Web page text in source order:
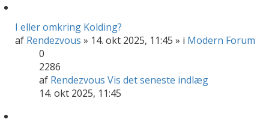
I eller omkring Kolding?
af Rendezvous » 14. okt 2025, 11:45 » i Modern Forum
0
2286
af Rendezvous Vis det seneste indlæg
14. okt 2025, 11:45